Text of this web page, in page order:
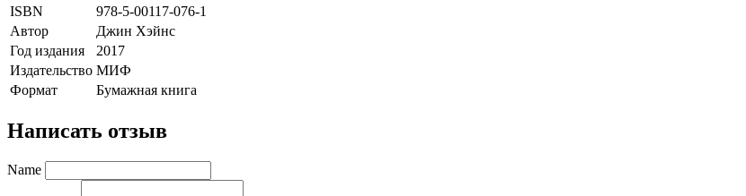
ISBN
978-5-00117-076-1
Автор
Джин Хэйнс
Год издания
2017
Издательство МИФ
Формат
Бумажная книга
Написать отзыв
Name